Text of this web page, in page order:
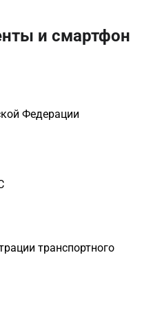
и смартфон
Федерации
транспортного